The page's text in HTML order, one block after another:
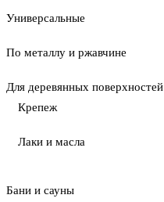
Универсальные
По металлу и ржавчине
Для деревянных поверхностей
Крепеж
Лаки и масла
Бани и сауны